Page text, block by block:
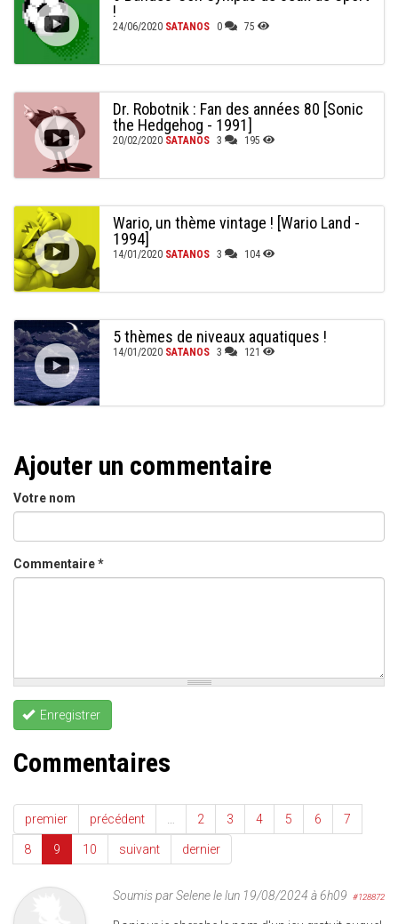
!
24/06/2020 SATANOS 0 75
Dr. Robotnik : Fan des années 80 [Sonic
the Hedgehog - 1991]
20/02/2020 SATANOS 3 195
Wario, un thème vintage ! [Wario Land -
1994]
14/01/2020 SATANOS 3 104
5 thèmes de niveaux aquatiques !
14/01/2020 SATANOS 3 121
Ajouter un commentaire
Votre nom
Commentaire*
Enregistrer
Commentaires
premier précédent 2 3 4 5 6 7
8 9 10 suivant dernier
Soumis parSelenele lun 19/08/2024 à 6h09 #128872